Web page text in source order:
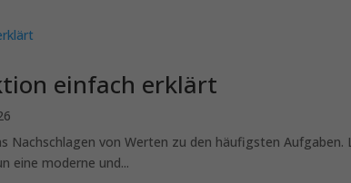
einfach erklärt
Nachschlagen von Werten zu den häufigsten Aufgaben.
eine moderne und...